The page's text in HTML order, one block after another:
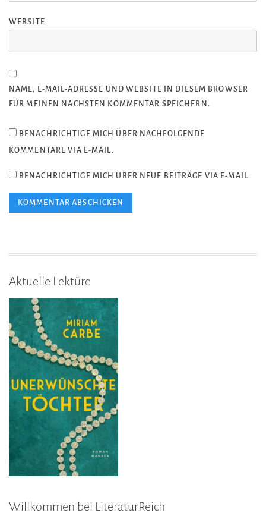
WEBSITE
NAME, E-MAIL-ADRESSE UND WEBSITE IN DIESEM BROWSER
FÜR MEINEN NÄCHSTEN KOMMENTAR SPEICHERN.
BENACHRICHTIGE MICH ÜBER NACHFOLGENDE
KOMMENTARE VIA E-MAIL.
BENACHRICHTIGE MICH ÜBER NEUE BEITRÄGE VIA E-MAIL.
Aktuelle Lektüre
Willkommen bei LiteraturReich